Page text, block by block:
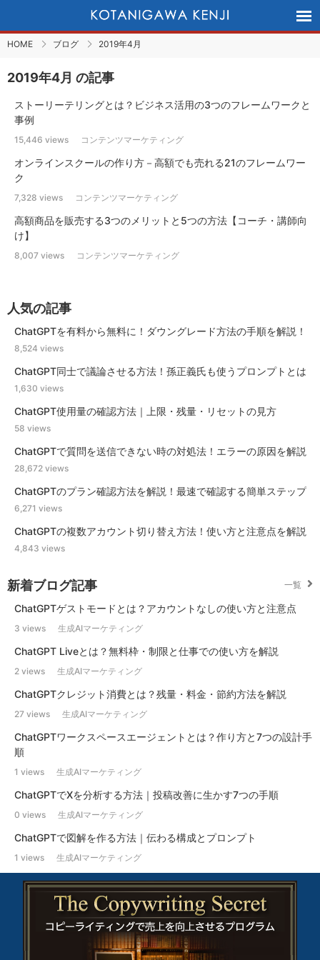
HOME ブログ 2019年4月
2019年4月 の記事
ストーリーテリングとは？ビジネス活用の3つのフレームワークと
事例
15,446 views コンテンツマーケティング
オンラインスクールの作り方－高額でも売れる21のフレームワー
ク
7,328 views コンテンツマーケティング
高額商品を販売する3つのメリットと5つの方法【コーチ・講師向
け】
8,007 views コンテンツマーケティング
人気の記事
ChatGPTを有料から無料に！ダウングレード方法の手順を解説！
8,524 views
ChatGPT同士で議論させる方法！孫正義氏も使うプロンプトとは
1,630 views
ChatGPT使用量の確認方法｜上限・残量・リセットの見方
58 views
ChatGPTで質問を送信できない時の対処法！エラーの原因を解説
28,672 views
ChatGPTのプラン確認方法を解説！最速で確認する簡単ステップ
6,271 views
ChatGPTの複数アカウント切り替え方法！使い方と注意点を解説
4,843 views
新着ブログ記事 一覧
ChatGPTゲストモードとは？アカウントなしの使い方と注意点
3 views 生成AIマーケティング
ChatGPT Liveとは？無料枠・制限と仕事での使い方を解説
2 views 生成AIマーケティング
ChatGPTクレジット消費とは？残量・料金・節約方法を解説
27 views 生成AIマーケティング
ChatGPTワークスペースエージェントとは？作り方と7つの設計手
順
1 views 生成AIマーケティング
ChatGPTでXを分析する方法｜投稿改善に生かす7つの手順
0 views 生成AIマーケティング
ChatGPTで図解を作る方法｜伝わる構成とプロンプト
1 views 生成AIマーケティング